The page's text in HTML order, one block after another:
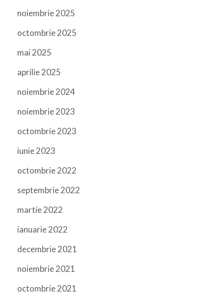
noiembrie 2025
octombrie 2025
mai 2025
aprilie 2025
noiembrie 2024
noiembrie 2023
octombrie 2023
iunie 2023
octombrie 2022
septembrie 2022
martie 2022
ianuarie 2022
decembrie 2021
noiembrie 2021
octombrie 2021